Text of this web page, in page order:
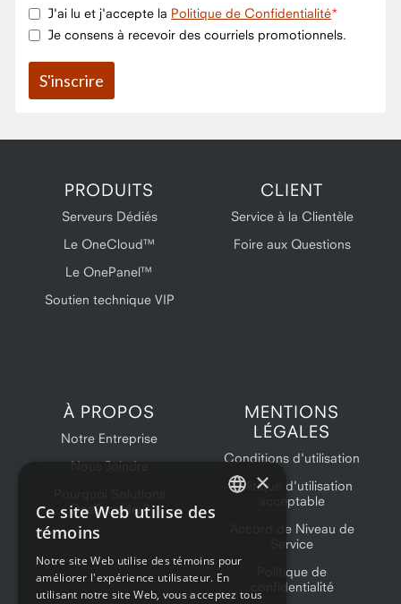
J'ai lu et j'accepte la Politique de Confidentialité
Je consens à recevoir des courriels promotionnels.
PRODUITS
Serveurs Dédiés
Le OneCloud™
Le OnePanel™
Soutien technique VIP
CLIENT
Service à la Clientèle
Foire aux Questions
À PROPOS
Notre Entreprise
Nous Joindre
OneProvider?
MENTIONS
LÉGALES
Conditions d'utilisation
Politique d'utilisation
acceptable
Accord de Niveau de
Service
Politique de
confidentialité
×
Ce site Web utilise des
témoins
Notre site Web utilise des témoins pour
améliorer l'expérience utilisateur. En
utilisant notre site Web, vous acceptez tous